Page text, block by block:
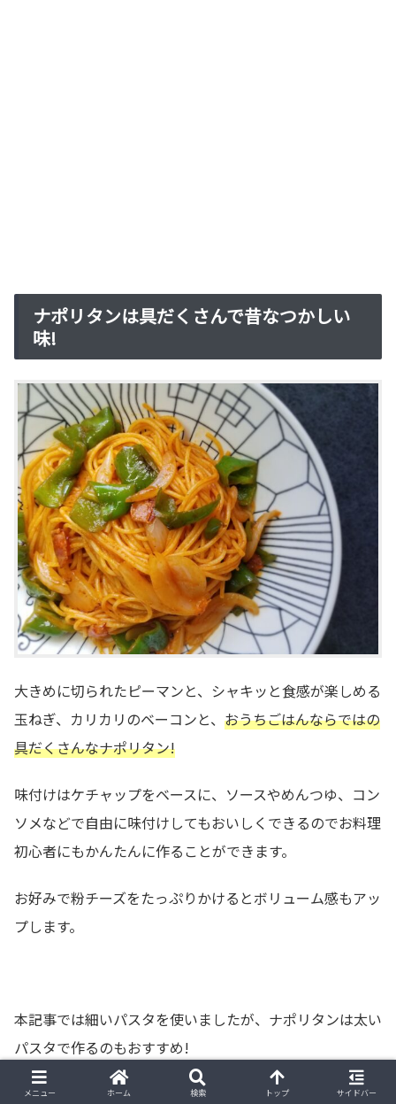
ナポリタンは具だくさんで昔なつかしい
味!
大きめに切られたピーマンと、シャキッと食感が楽しめる
玉ねぎ、カリカリのベーコンと、 おうちごはんならではの
具だくさんなナポリタン!
味付けはケチャップをベースに、ソースやめんつゆ、コン
ソメなどで自由に味付けしてもおいしくできるのでお料理
初心者にもかんたんに作ることができます。
お好みで粉チーズをたっぷりかけるとボリューム感もアッ
プします。
本記事では細いパスタを使いましたが、ナポリタンは太い
パスタで作るのもおすすめ!
お店で食べるナポリタンはあえて茹でたてではなく少し伸
メニュー ホーム 検索 トップ サイドバー